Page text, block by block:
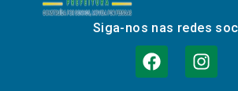
Siga-nos nas redes